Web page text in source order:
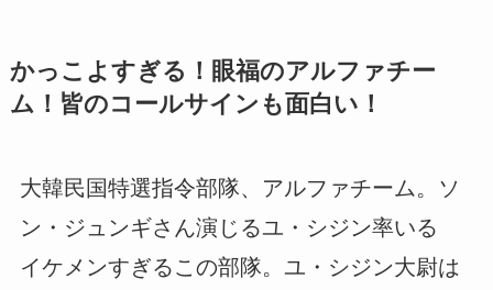
かっこよすぎる！眼福のアルファチー
ム！皆のコールサインも面白い！
大韓民国特選指令部隊、アルファチーム。ソ
ン・ジュンギさん演じるユ・シジン率いる
イケメンすぎるこの部隊。ユ・シジン大尉は